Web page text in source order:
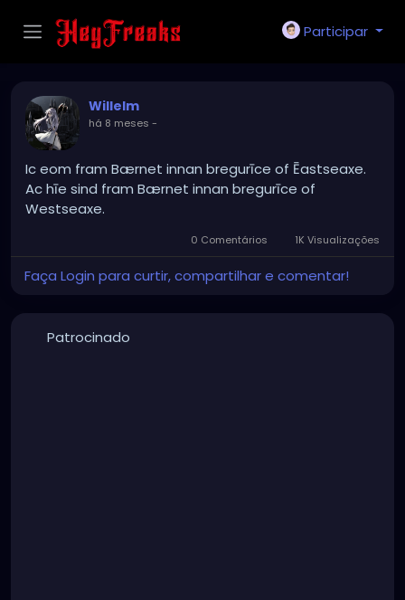
Participar
Willelm
há 8 meses -
Ic eom fram Bærnet innan bregurīce of Ēastseaxe.
Ac hīe sind fram Bærnet innan bregurīce of
Westseaxe.
0 Comentários 1K Visualizações
Faça Login para curtir, compartilhar e comentar!
Patrocinado